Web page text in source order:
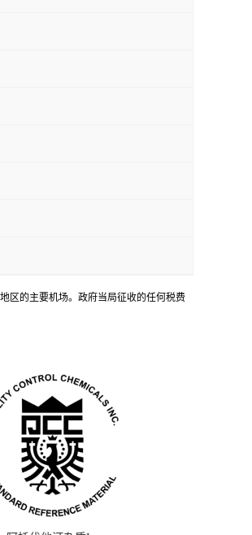
区的主要机场。政府当局征收的任何税费